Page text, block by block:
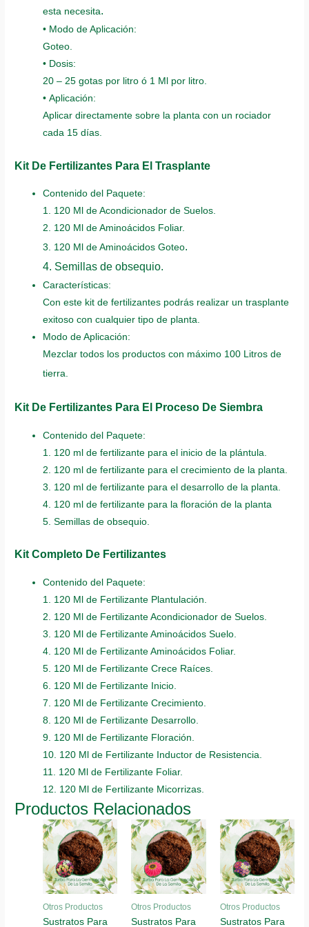
esta necesita.
• Modo de Aplicación:
Goteo.
• Dosis:
20 – 25 gotas por litro ó 1 Ml por litro.
• Aplicación:
Aplicar directamente sobre la planta con un rociador
cada 15 días.
Kit De Fertilizantes Para El Trasplante
Contenido del Paquete:
1. 120 Ml de Acondicionador de Suelos.
2. 120 Ml de Aminoácidos Foliar.
3. 120 Ml de Aminoácidos Goteo.
4. Semillas de obsequio.
Características:
Con este kit de fertilizantes podrás realizar un trasplante
exitoso con cualquier tipo de planta.
Modo de Aplicación:
Mezclar todos los productos con máximo 100 Litros de
tierra.
Kit De Fertilizantes Para El Proceso De Siembra
Contenido del Paquete:
1. 120 ml de fertilizante para el inicio de la plántula.
2. 120 ml de fertilizante para el crecimiento de la planta.
3. 120 ml de fertilizante para el desarrollo de la planta.
4. 120 ml de fertilizante para la floración de la planta
5. Semillas de obsequio.
Kit Completo De Fertilizantes
Contenido del Paquete:
1. 120 Ml de Fertilizante Plantulación.
2. 120 Ml de Fertilizante Acondicionador de Suelos.
3. 120 Ml de Fertilizante Aminoácidos Suelo.
4. 120 Ml de Fertilizante Aminoácidos Foliar.
5. 120 Ml de Fertilizante Crece Raíces.
6. 120 Ml de Fertilizante Inicio.
7. 120 Ml de Fertilizante Crecimiento.
8. 120 Ml de Fertilizante Desarrollo.
9. 120 Ml de Fertilizante Floración.
10. 120 Ml de Fertilizante Inductor de Resistencia.
11. 120 Ml de Fertilizante Foliar.
12. 120 Ml de Fertilizante Micorrizas.
Productos Relacionados
Otros Productos
Sustratos Para
Otros Productos
Sustratos Para
Otros Productos
Sustratos Para